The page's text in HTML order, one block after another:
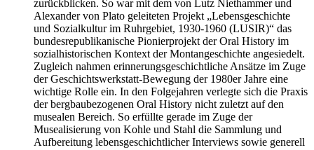
zurückblicken. So war mit dem von Lutz Niethammer und
Alexander von Plato geleiteten Projekt „Lebensgeschichte
und Sozialkultur im Ruhrgebiet, 1930-1960 (LUSIR)“ das
bundesrepublikanische Pionierprojekt der Oral History im
sozialhistorischen Kontext der Montangeschichte angesiedelt.
Zugleich nahmen erinnerungsgeschichtliche Ansätze im Zuge
der Geschichtswerkstatt-Bewegung der 1980er Jahre eine
wichtige Rolle ein. In den Folgejahren verlegte sich die Praxis
der bergbaubezogenen Oral History nicht zuletzt auf den
musealen Bereich. So erfüllte gerade im Zuge der
Musealisierung von Kohle und Stahl die Sammlung und
Aufbereitung lebensgeschichtlicher Interviews sowie generell